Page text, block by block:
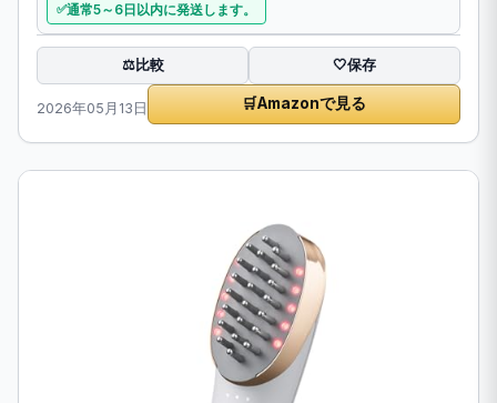
通常5～6日以内に発送します。
⚖️比較 🤍保存
2026年05月13日 🛒Amazonで見る